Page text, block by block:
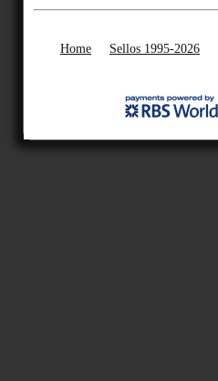
Home Sellos 1995-2026